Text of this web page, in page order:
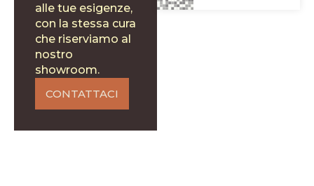
alle tue esigenze,
con la stessa cura
che riserviamo al
nostro
showroom.
CONTATTACI